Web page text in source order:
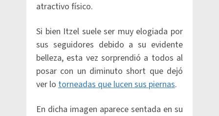
atractivo físico.
Si bien Itzel suele ser muy elogiada por
sus seguidores debido a su evidente
belleza, esta vez sorprendió a todos al
posar con un diminuto short que dejó
ver lo torneadas que lucen sus piernas.
En dicha imagen aparece sentada en su